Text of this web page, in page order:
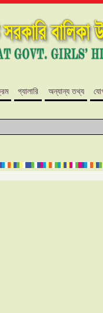
গ্যালারি অন্যান্য তথ্য
কোন আসন ফাঁকা নেই।